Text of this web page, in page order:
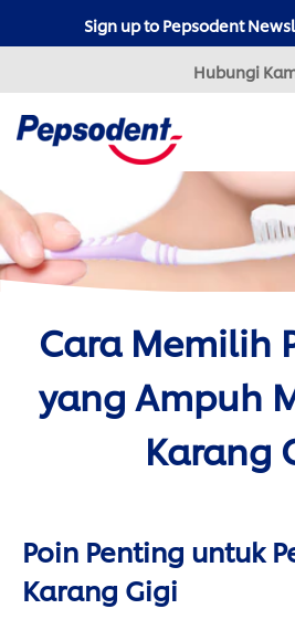
Sign up to Pepsodent
Hubungi
Misi Kami
Produk
Tips Kesehatan Gigi
Professional
Pepsodent Expert
Pepsodent Ultra White
Tanya Dokter Gigi
Cara Memilih
yang Ampuh
Karang
Poin Penting untuk
Karang Gigi